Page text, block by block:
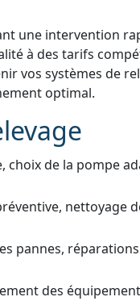
une intervention
à des tarifs
vos systèmes de
optimal.
choix de la pompe
nettoyage
pannes,
des